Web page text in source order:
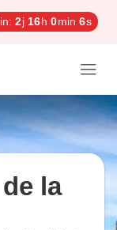
2j 16h 0min 5s
la